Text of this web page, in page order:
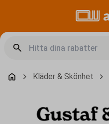
Kläder & Skönhet